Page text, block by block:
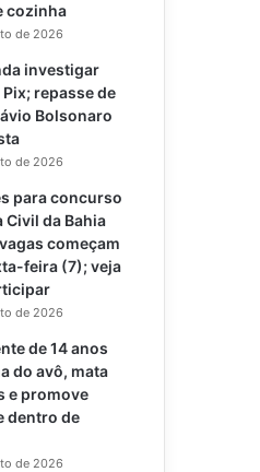
cozinha
de 2026
investigar
repasse de
Bolsonaro
de 2026
para concurso
Civil da Bahia
começam
feira (7); veja
de 2026
de 14 anos
do avô, mata
e promove
dentro de
de 2026